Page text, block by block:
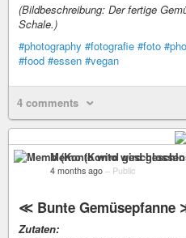
(Bildbeschreibung: Der fertige
Schale.)
#photography #fotografie #foto
#food #essen #vegan
4 comments
Memo (Konto wird
4 months ago – Public
≪ Bunte Gemüsepfanne
Zutaten: